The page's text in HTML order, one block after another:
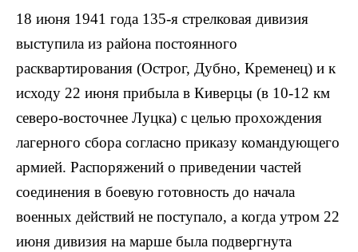
18 июня 1941 года 135-я стрелковая дивизия
выступила из района постоянного
расквартирования (Острог, Дубно, Кременец) и к
исходу 22 июня прибыла в Киверцы (в 10-12 км
северо-восточнее Луцка) с целью прохождения
лагерного сбора согласно приказу командующего
армией. Распоряжений о приведении частей
соединения в боевую готовность до начала
военных действий не поступало, а когда утром 22
июня дивизия на марше была подвергнута